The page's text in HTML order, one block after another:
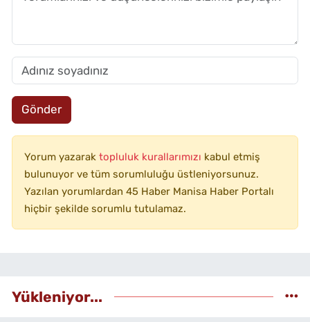
Gönder
Yorum yazarak topluluk kurallarımızı kabul etmiş
bulunuyor ve tüm sorumluluğu üstleniyorsunuz.
Yazılan yorumlardan 45 Haber Manisa Haber Portalı
hiçbir şekilde sorumlu tutulamaz.
Yükleniyor...